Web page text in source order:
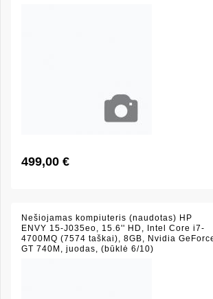
499,00 €
Nešiojamas kompiuteris (naudotas) HP
ENVY 15-J035eo, 15.6'' HD, Intel Core i7-
4700MQ (7574 taškai), 8GB, Nvidia
GT 740M, juodas, (būklė 6/10)